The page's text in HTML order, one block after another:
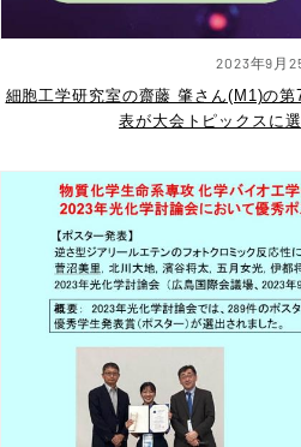
2023年9月
細胞工学研究室の齋藤 肇さん(M1)の
表が大会トピックスに